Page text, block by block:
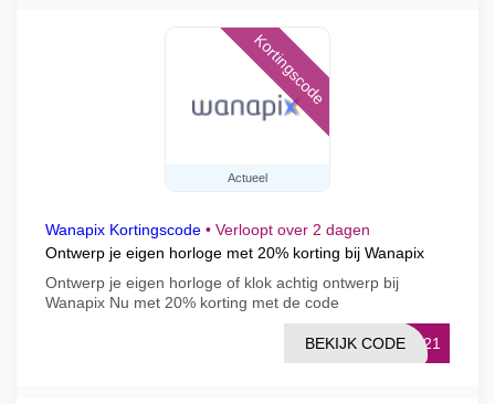
Actueel
Kortingscode
Wanapix Kortingscode • Verloopt over 2 dagen
Ontwerp je eigen horloge met 20% korting bij Wanapix
Ontwerp je eigen horloge of klok achtig ontwerp bij
Wanapix Nu met 20% korting met de code
ES21
BEKIJK CODE